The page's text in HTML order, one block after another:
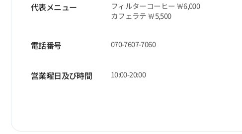
代表メニュー
フィルターコーヒー ￦6,000
カフェラテ ￦5,500
電話番号 070-7607-7060
営業曜日及び時間 10:00-20:00